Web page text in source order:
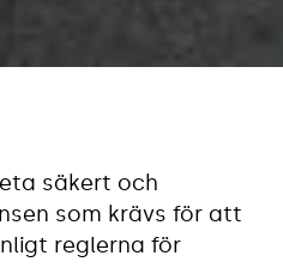
säkert och
som krävs för att
reglerna för